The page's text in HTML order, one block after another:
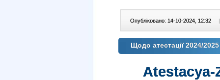
Опубліковано: 14-10-2024, 12:32 |
Щодо атестації 2024/2025
Atestacya-